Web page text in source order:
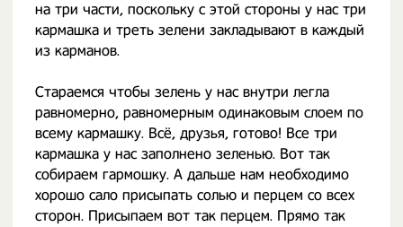
на три части, поскольку с этой стороны у нас три
кармашка и треть зелени закладывают в каждый
из карманов.
Стараемся чтобы зелень у нас внутри легла
равномерно, равномерным одинаковым слоем по
всему кармашку. Всё, друзья, готово! Все три
кармашка у нас заполнено зеленью. Вот так
собираем гармошку. А дальше нам необходимо
хорошо сало присыпать солью и перцем со всех
сторон. Присыпаем вот так перцем. Прямо так